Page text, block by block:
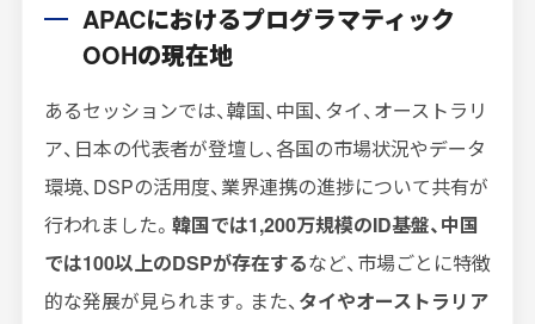
APACにおけるプログラマティック
OOHの現在地
あるセッションでは、韓国、中国、タイ、オーストラリ
ア、日本の代表者が登壇し、各国の市場状況やデータ
環境、DSPの活用度、業界連携の進捗について共有が
行われました。 韓国では1,200万規模のID基盤、中国
では100以上のDSPが存在するなど、市場ごとに特徴
的な発展が見られます。また、 タイやオーストラリア